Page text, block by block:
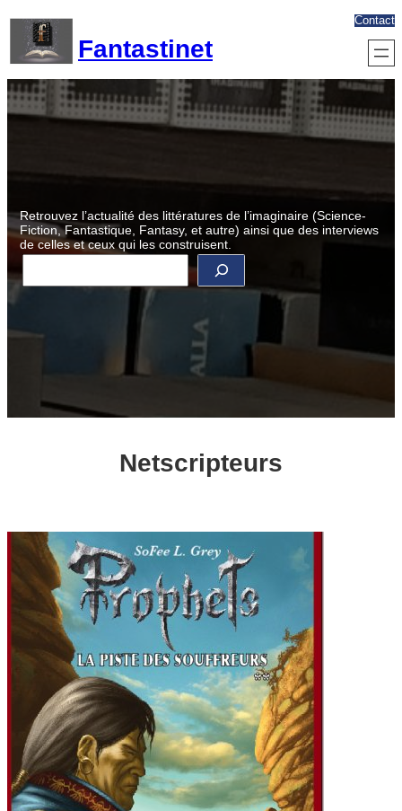
contenu
Fantastinet
Contact
Retrouvez l’actualité des littératures de l’imaginaire (Science-
Fiction, Fantastique, Fantasy, et autre) ainsi que des interviews
de celles et ceux qui les construisent.
R
e
c
r
Netscripteurs